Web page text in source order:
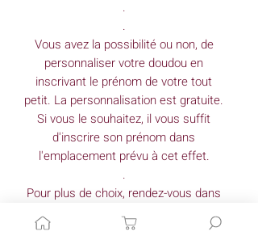
.
.
Vous avez la possibilité ou non, de
personnaliser votre doudou en
inscrivant le prénom de votre tout
petit. La personnalisation est gratuite.
Si vous le souhaitez, il vous suffit
d'inscrire son prénom dans
l'emplacement prévu à cet effet.
.
Pour plus de choix, rendez-vous dans
l'onglet "Envie de sur mesure" pour
créer vous-même l'attache sucette de